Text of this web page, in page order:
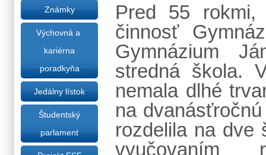
Pred 55 rokmi,
činnosť
Gymnázium
stredná škola.
nemala dlhé
na
rozdelila na dve
Známky
Výchovná a
kariérna
poradkyňa
Jedálny lístok
Študentský
parlament